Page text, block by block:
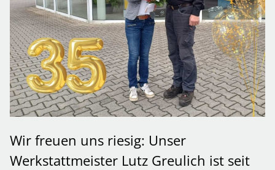
Wir freuen uns riesig: Unser
Werkstattmeister Lutz Greulich ist seit